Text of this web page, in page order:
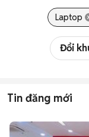
Laptop
Đổi
Tin đăng mới